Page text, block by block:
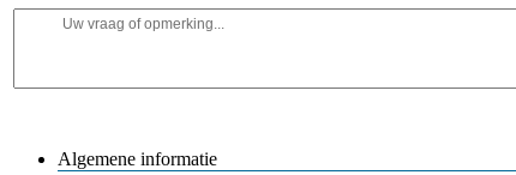
Algemene informatie